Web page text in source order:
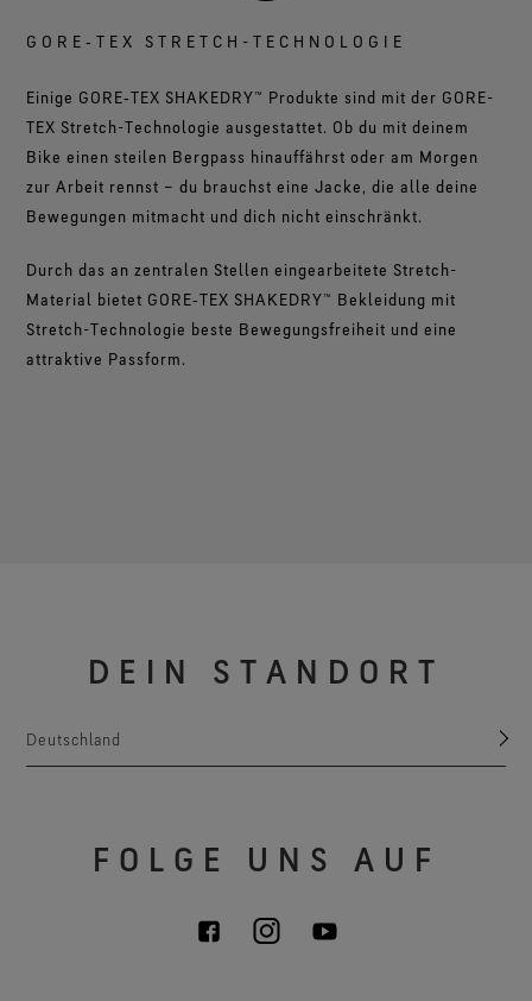
GORE‑TEX STRETCH-TECHNOLOGIE
Einige GORE‑TEX SHAKEDRY™ Produkte sind mit der GORE-
TEX Stretch-Technologie ausgestattet. Ob du mit deinem
Bike einen steilen Bergpass hinauffährst oder am Morgen
zur Arbeit rennst – du brauchst eine Jacke, die alle deine
Bewegungen mitmacht und dich nicht einschränkt.
Durch das an zentralen Stellen eingearbeitete Stretch-
Material bietet GORE‑TEX SHAKEDRY™ Bekleidung mit
Stretch-Technologie beste Bewegungsfreiheit und eine
attraktive Passform.
DEIN STANDORT
Deutschland
FOLGE UNS AUF